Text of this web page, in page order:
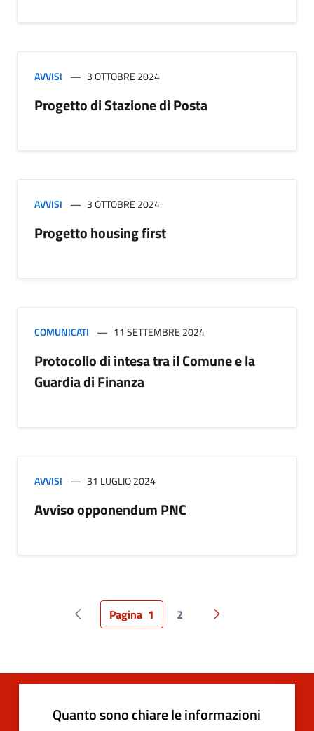
AVVISI 3 OTTOBRE 2024
Progetto di Stazione di Posta
AVVISI 3 OTTOBRE 2024
Progetto housing first​
COMUNICATI 11 SETTEMBRE 2024
Protocollo di intesa tra il Comune e la
Guardia di Finanza
AVVISI 31 LUGLIO 2024
Avviso opponendum PNC
Pagina precedente
Pagina 1 2 Pagina successiva
Quanto sono chiare le informazioni